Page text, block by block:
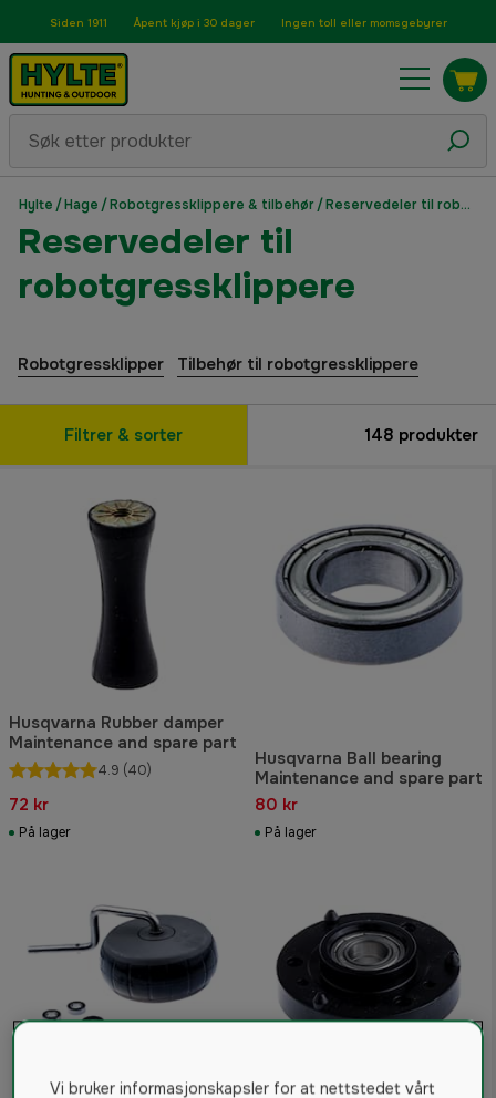
Siden 1911 Åpent kjøp i 30 dager Ingen toll eller momsgebyrer
Hylte /Hage /Robotgressklippere & tilbehør/ Reservedeler til robotgressklippere
Reservedeler til
robotgressklippere
Robotgressklipper Tilbehør til robotgressklippere
Filtrer & sorter 148 produkter
Husqvarna Rubber damper
Maintenance and spare part
4.9 (40)
72 kr
På lager
Husqvarna Ball bearing
Maintenance and spare part
80 kr
På lager
Vi bruker informasjonskapsler for at nettstedet vårt